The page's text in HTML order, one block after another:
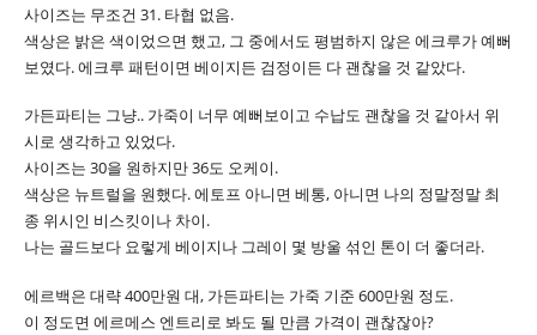
사이즈는 무조건 31. 타협 없음.
색상은 밝은 색이었으면 했고, 그 중에서도 평범하지 않은 에크루가 예뻐
보였다. 에크루 패턴이면 베이지든 검정이든 다 괜찮을 것 같았다.
가든파티는 그냥.. 가죽이 너무 예뻐보이고 수납도 괜찮을 것 같아서 위
시로 생각하고 있었다.
사이즈는 30을 원하지만 36도 오케이.
색상은 뉴트럴을 원했다. 에토프 아니면 베통, 아니면 나의 정말정말 최
종 위시인 비스킷이나 차이.
나는 골드보다 요렇게 베이지나 그레이 몇 방울 섞인 톤이 더 좋더라.
에르백은 대략 400만원 대, 가든파티는 가죽 기준 600만원 정도.
이 정도면 에르메스 엔트리로 봐도 될 만큼 가격이 괜찮잖아?